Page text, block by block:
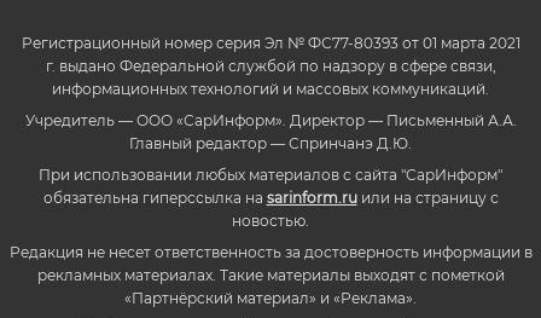
Регистрационный номер серия Эл № ФС77-80393 от 01 марта 2021
г. выдано Федеральной службой по надзору в сфере связи,
информационных технологий и массовых коммуникаций.
Учредитель — ООО «СарИнформ». Директор — Письменный А.А.
Главный редактор — Спринчанэ Д.Ю.
При использовании любых материалов с сайта "СарИнформ"
обязательна гиперссылка на sarinform.ruили на страницу с
новостью.
Редакция не несет ответственность за достоверность информации в
рекламных материалах. Такие материалы выходят с пометкой
«Партнёрский материал» и «Реклама».